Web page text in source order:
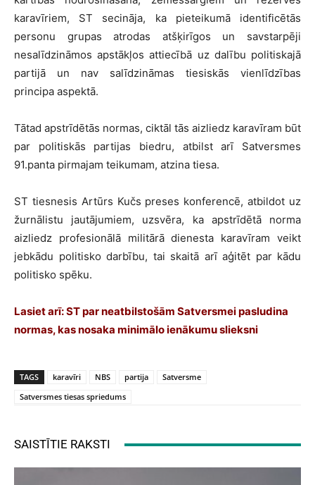
karavīriem, ST secināja, ka pieteikumā identificētās
personu grupas atrodas atšķirīgos un savstarpēji
nesalīdzināmos apstākļos attiecībā uz dalību politiskajā
partijā un nav salīdzināmas tiesiskās vienlīdzības
principa aspektā.
Tātad apstrīdētās normas, ciktāl tās aizliedz karavīram būt
par politiskās partijas biedru, atbilst arī Satversmes
91.panta pirmajam teikumam, atzina tiesa.
ST tiesnesis Artūrs Kučs preses konferencē, atbildot uz
žurnālistu jautājumiem, uzsvēra, ka apstrīdētā norma
aizliedz profesionālā militārā dienesta karavīram veikt
jebkādu politisko darbību, tai skaitā arī aģitēt par kādu
politisko spēku.
Lasiet arī:ST par neatbilstošām Satversmei pasludina
normas, kas nosaka minimālo ienākumu slieksni
TAGS karavīri NBS partija
Satversme
Satversmes tiesas spriedums
SAISTĪTIE RAKSTI